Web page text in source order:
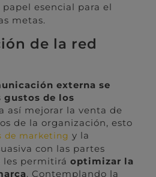
esencial para el
metas.
de la red
externa se
gustos de los
así mejorar la venta de
de la organización, esto
de marketing y la
con las partes
les permitiráoptimizar la
. Contemplando la